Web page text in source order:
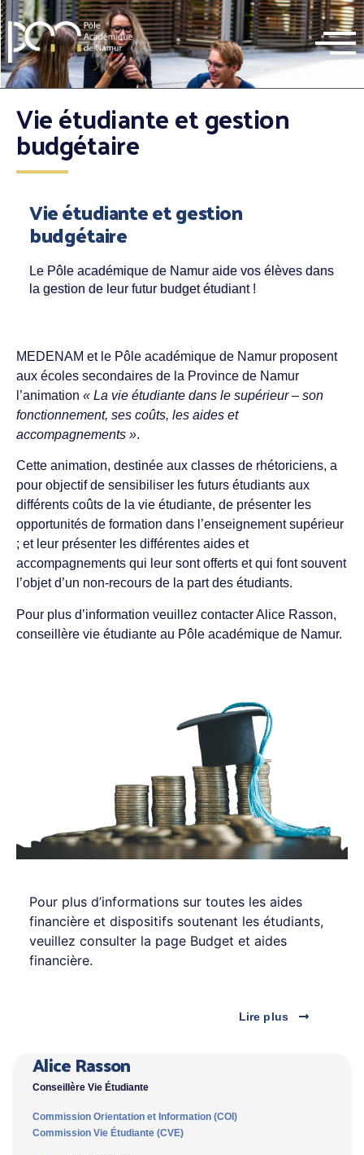
Vie étudiante et gestion
budgétaire​
Vie étudiante et gestion
budgétaire
Le Pôle académique de Namur aide vos élèves dans
la gestion de leur futur budget étudiant !
MEDENAM et le Pôle académique de Namur proposent
aux écoles secondaires de la Province de Namur
l’animation « La vie étudiante dans le supérieur – son
fonctionnement, ses coûts, les aides et
accompagnements ».
Cette animation, destinée aux classes de rhétoriciens, a
pour objectif de sensibiliser les futurs étudiants aux
différents coûts de la vie étudiante, de présenter les
opportunités de formation dans l’enseignement supérieur
; et leur présenter les différentes aides et
accompagnements qui leur sont offerts et qui font souvent
l’objet d’un non-recours de la part des étudiants.
Pour plus d’information veuillez contacter Alice Rasson,
conseillère vie étudiante au Pôle académique de Namur.
Pour plus d’informations sur toutes les aides
financière et dispositifs soutenant les étudiants,
veuillez consulter la page Budget et aides
financière.
Lire plus
Alice Rasson
Conseillère Vie Étudiante
Commission Orientation et Information (COI)
Commission Vie Étudiante (CVE)